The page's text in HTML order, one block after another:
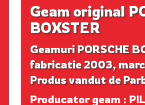
Geam original
BOXSTER
Geamuri PORSCHE
fabricatie 2003,
Produs vandut de
Producator geam :